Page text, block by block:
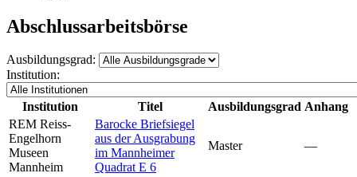
Abschlussarbeitsbörse
Ausbildungsgrad:
Institution:
Institution Titel Ausbildungsgrad Anhang
REM Reiss-
Engelhorn
Museen
Mannheim
Barocke Briefsiegel
aus der Ausgrabung
im Mannheimer
Quadrat E 6
Master —